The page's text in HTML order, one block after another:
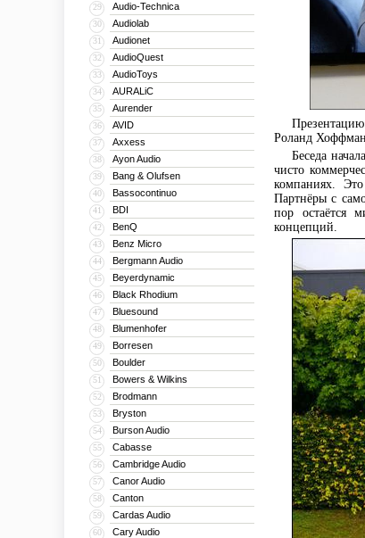
29 Audio-Technica
30 Audiolab
31 Audionet
32 AudioQuest
33 AudioToys
34 AURALiC
35 Aurender
36 AVID
37 Axxess
38 Ayon Audio
39 Bang & Olufsen
40 Bassocontinuo
41 BDI
42 BenQ
43 Benz Micro
44 Bergmann Audio
45 Beyerdynamic
46 Black Rhodium
47 Bluesound
48 Blumenhofer
49 Borresen
50 Boulder
51 Bowers & Wilkins
52 Brodmann
53 Bryston
54 Burson Audio
55 Cabasse
56 Cambridge Audio
57 Canor Audio
58 Canton
59 Cardas Audio
60 Cary Audio
Роланд
Беседа
чисто
компаниях.
Партнёры с
пор остаётся
концепций.